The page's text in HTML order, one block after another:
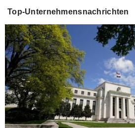
Top-Unternehmensnachrichten